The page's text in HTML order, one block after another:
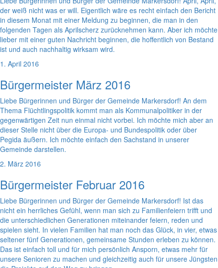
der weiß nicht was er will. Eigentlich wäre es recht einfach den Bericht
in diesem Monat mit einer Meldung zu beginnen, die man in den
folgenden Tagen als Aprilscherz zurücknehmen kann. Aber ich möchte
lieber mit einer guten Nachricht beginnen, die hoffentlich von Bestand
ist und auch nachhaltig wirksam wird.
1. April 2016
Bürgermeister März 2016
Liebe Bürgerinnen und Bürger der Gemeinde Markersdorf! An dem
Thema Flüchtlingspolitik kommt man als Kommunalpolitiker in der
gegenwärtigen Zeit nun einmal nicht vorbei. Ich möchte mich aber an
dieser Stelle nicht über die Europa- und Bundespolitik oder über
Pegida äußern. Ich möchte einfach den Sachstand in unserer
Gemeinde darstellen.
2. März 2016
Bürgermeister Februar 2016
Liebe Bürgerinnen und Bürger der Gemeinde Markersdorf! Ist das
nicht ein herrliches Gefühl, wenn man sich zu Familienfeiern trifft und
die unterschiedlichen Generationen miteinander feiern, reden und
spielen sieht. In vielen Familien hat man noch das Glück, in vier, etwas
seltener fünf Generationen, gemeinsame Stunden erleben zu können.
Das ist einfach toll und für mich persönlich Ansporn, etwas mehr für
unsere Senioren zu machen und gleichzeitig auch für unsere Jüngsten